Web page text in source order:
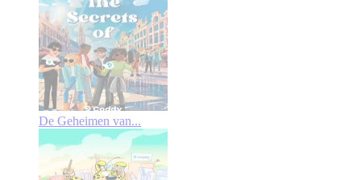
De Geheimen van...